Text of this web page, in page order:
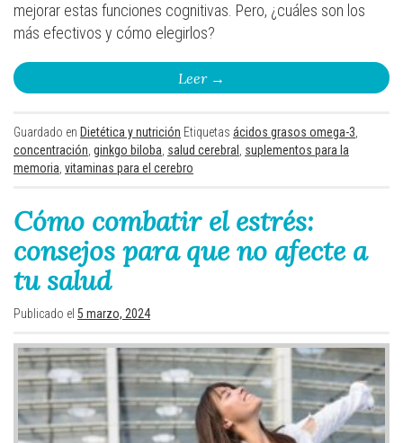
mejorar estas funciones cognitivas. Pero, ¿cuáles son los
más efectivos y cómo elegirlos?
Leer →
Guardado en Dietética y nutrición Etiquetas ácidos grasos omega-3
concentración ginkgo biloba salud cerebral
suplementos para la
memoria vitaminas para el cerebro
Cómo combatir el estrés:
consejos para que no afecte a
tu salud
Publicado el 5 marzo, 2024